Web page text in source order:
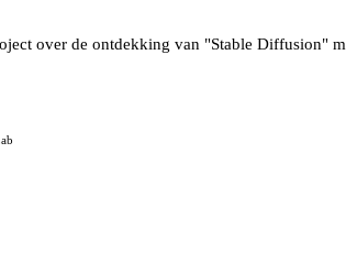
over de ontdekking van "Stable Diffusion"